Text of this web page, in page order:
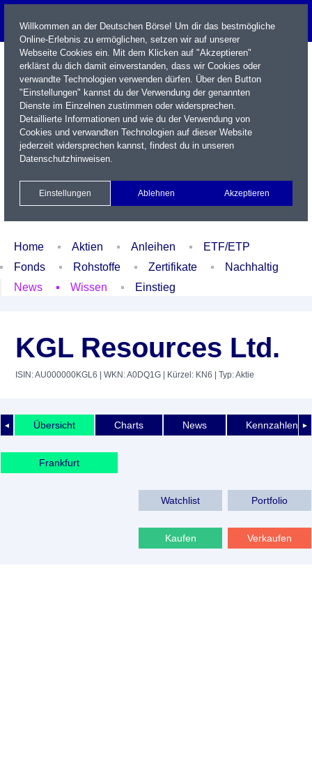
Name / WKN / ISIN / Kürzel
Xetra Realtime
Watchlist Portfolio Login
Home Aktien Anleihen
ETF/ETP
Fonds
Rohstoffe Zertifikate
Nachhaltig
News
Wissen Einstieg
KGL Resources Ltd.
ISIN: AU000000KGL6 | WKN: A0DQ1G | Kürzel: KN6 | Typ: Aktie
◄ ►
Übersicht Charts News Kennzahlen
Frankfurt
Watchlist Portfolio
Kaufen Verkaufen
Willkommen an der Deutschen Börse! Um dir das bestmögliche
Online-Erlebnis zu ermöglichen, setzen wir auf unserer
Webseite Cookies ein. Mit dem Klicken auf "Akzeptieren"
erklärst du dich damit einverstanden, dass wir Cookies oder
verwandte Technologien verwenden dürfen. Über den Button
"Einstellungen" kannst du der Verwendung der genannten
Dienste im Einzelnen zustimmen oder widersprechen.
Detaillierte Informationen und wie du der Verwendung von
Cookies und verwandten Technologien auf dieser Website
jederzeit widersprechen kannst, findest du in unseren
Datenschutzhinweisen.
Einstellungen Ablehnen Akzeptieren